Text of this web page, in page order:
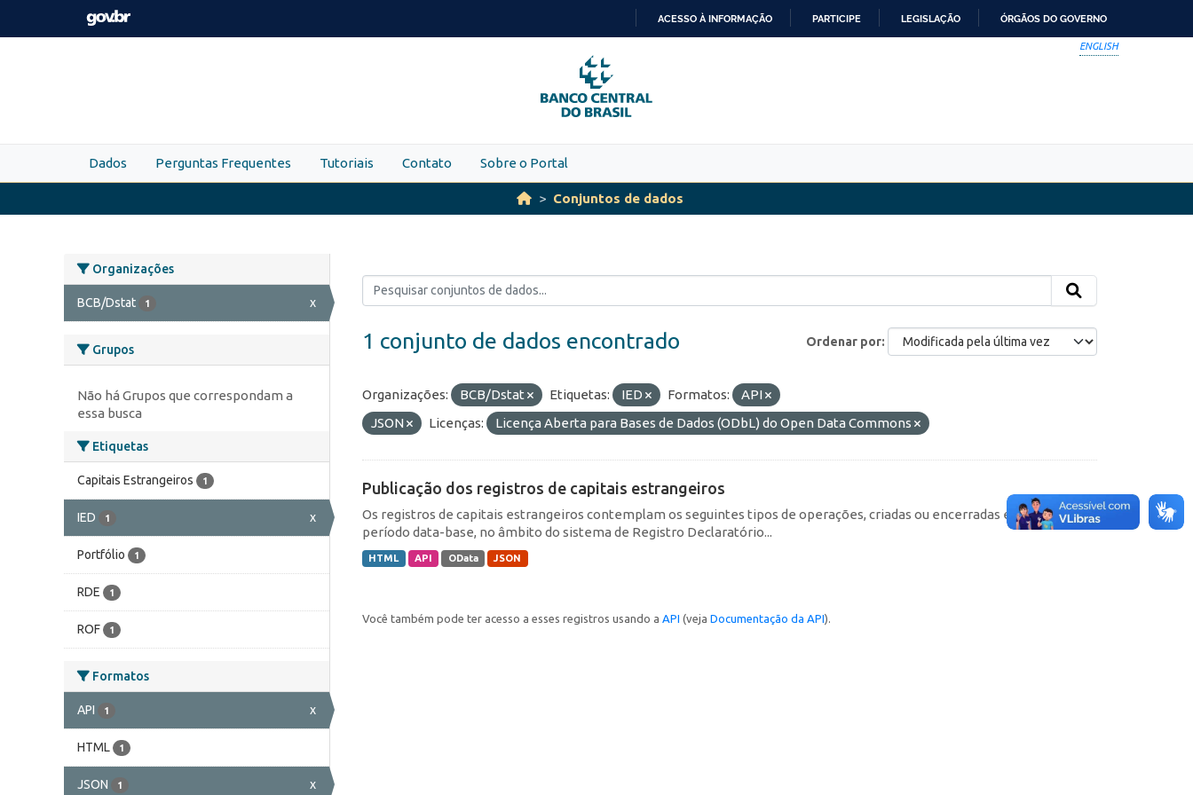
Skip to main content
PARA
O
CONTEÚDO
ACESSO À INFORMAÇÃO PARTICIPE LEGISLAÇÃO ÓRGÃOS DO GOVERNO
ENGLISH
Dados Perguntas Frequentes Tutoriais Contato Sobre o Portal
Conjuntos de dados
Organizações
BCB/Dstat 1 x
Grupos
Não há Grupos que correspondam a
essa busca
Etiquetas
Capitais Estrangeiros 1
IED 1 x
Portfólio 1
RDE 1
ROF 1
Formatos
API 1 x
HTML 1
JSON 1 x
Ordenar por
1 conjunto de dados encontrado
Organizações: BCB/Dstat Etiquetas: IED Formatos:
API
JSON
Licenças: Licença Aberta para Bases de Dados (ODbL) do Open Data Commons
Publicação dos registros de capitais estrangeiros
Os registros de capitais estrangeiros contemplam os seguintes tipos de operações, criadas ou encerradas em cada
período data-base, no âmbito do sistema de Registro Declaratório...
HTML API OData JSON
Você também pode ter acesso a esses registros usando a API (veja Documentação da API).